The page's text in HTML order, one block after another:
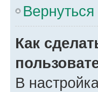
Как
В